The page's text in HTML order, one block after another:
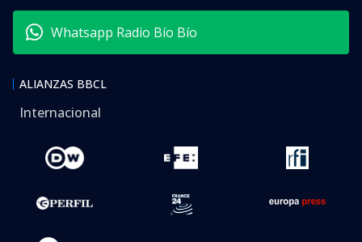
Whatsapp Radio Bío Bío
ALIANZAS BBCL
Internacional